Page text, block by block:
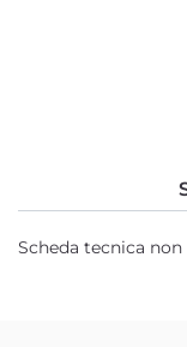
Scheda tecnica non